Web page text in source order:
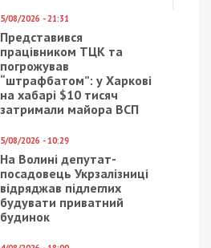
5/08/2026 - 21:31
Представився
працівником ТЦК та
погрожував
“штрафбатом”: у Харкові
на хабарі $10 тисяч
затримали майора ВСП
5/08/2026 - 10:29
На Волині депутат-
посадовець Укрзалізниці
відряджав підлеглих
будувати приватний
будинок